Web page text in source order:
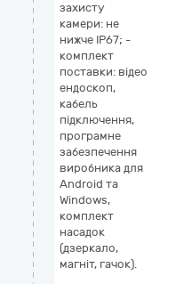
захисту
камери: не
нижче IP67; -
комплект
поставки: відео
ендоскоп,
кабель
підключення,
програмне
забезпечення
виробника для
Android та
Windows,
комплект
насадок
(дзеркало,
магніт, гачок).